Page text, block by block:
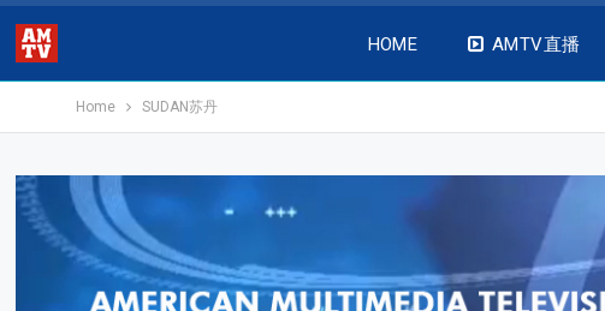
HOME AMTV直播
Home SUDAN苏丹